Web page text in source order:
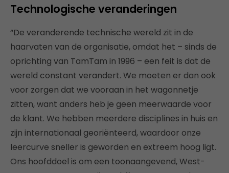
Technologische veranderingen
“De veranderende technische wereld zit in de
haarvaten van de organisatie, omdat het – sinds de
oprichting van TamTam in 1996 – een feit is dat de
wereld constant verandert. We moeten er dan ook
voor zorgen dat we vooraan in het wagonnetje
zitten, want anders heb je geen meerwaarde voor
de klant. We hebben meerdere disciplines in huis en
zijn internationaal georiënteerd, waardoor onze
leercurve sneller is geworden en extreem hoog ligt.
Ons hoofddoel is om een toonaangevend, West-